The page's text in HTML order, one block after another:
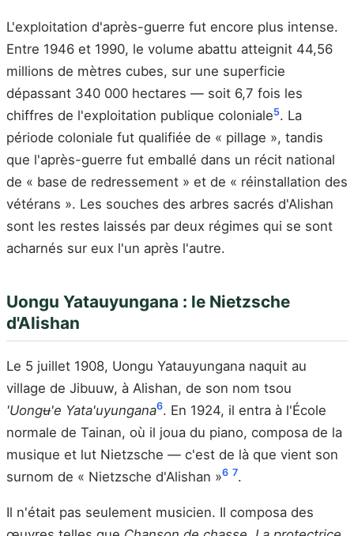
L'exploitation d'après-guerre fut encore plus intense.
Entre 1946 et 1990, le volume abattu atteignit 44,56
millions de mètres cubes, sur une superficie
dépassant 340 000 hectares — soit 6,7 fois les
chiffres de l'exploitation publique coloniale5. La
période coloniale fut qualifiée de « pillage », tandis
que l'après-guerre fut emballé dans un récit national
de « base de redressement » et de « réinstallation des
vétérans ». Les souches des arbres sacrés d'Alishan
sont les restes laissés par deux régimes qui se sont
acharnés sur eux l'un après l'autre.
Uongu Yatauyungana : le Nietzsche
d'Alishan
Le 5 juillet 1908, Uongu Yatauyungana naquit au
village de Jibuuw, à Alishan, de son nom tsou
'Uongʉ'e Yata'uyungana6. En 1924, il entra à l'École
normale de Tainan, où il joua du piano, composa de la
musique et lut Nietzsche — c'est de là que vient son
surnom de « Nietzsche d'Alishan »6 7.
Il n'était pas seulement musicien. Il composa des